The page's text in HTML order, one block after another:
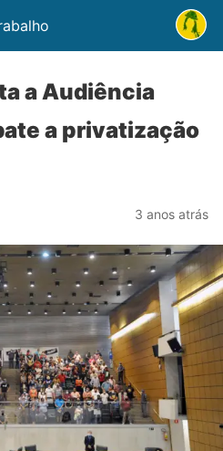
a Audiência
a privatização
3 anos atrás